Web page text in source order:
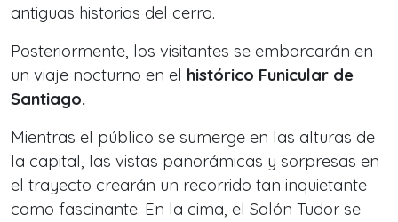
antiguas historias del cerro.
Posteriormente, los visitantes se embarcarán en
un viaje nocturno en el histórico Funicular de
Santiago.
Mientras el público se sumerge en las alturas de
la capital, las vistas panorámicas y sorpresas en
el trayecto crearán un recorrido tan inquietante
como fascinante. En la cima, el Salón Tudor se